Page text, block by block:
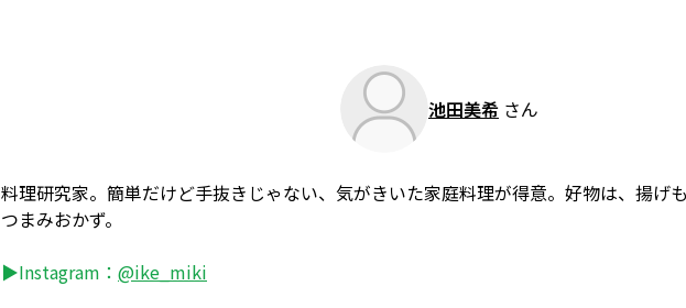
池田美希 さん
料理研究家。簡単だけど手抜きじゃない、気がきいた家庭料理が得意。好物は、揚げ
つまみおかず。
▶Instagram： @ike_miki